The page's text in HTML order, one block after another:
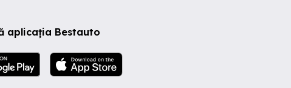
aplicația Bestauto